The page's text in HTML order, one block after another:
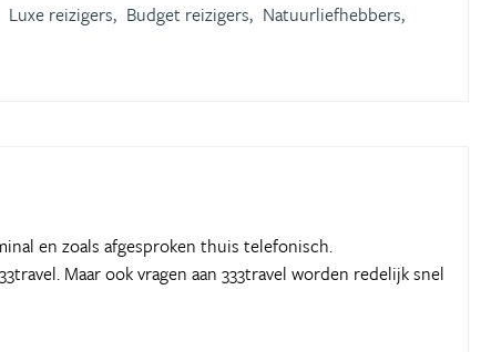
Luxe reizigers, Budget reizigers, Natuurliefhebbers,
en zoals afgesproken thuis telefonisch.
Maar ook vragen aan 333travel worden redelijk snel